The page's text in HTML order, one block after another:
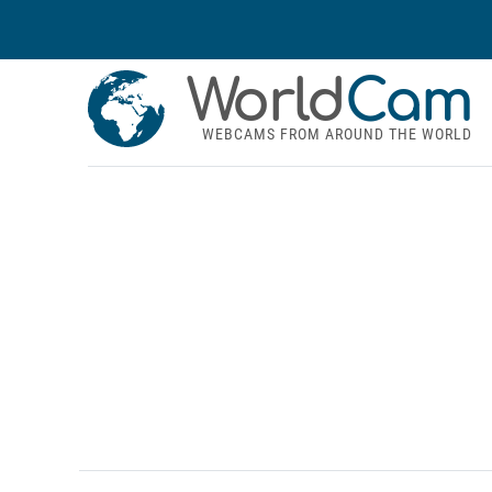
WorldCam
WEBCAMS FROM AROUND THE WORLD